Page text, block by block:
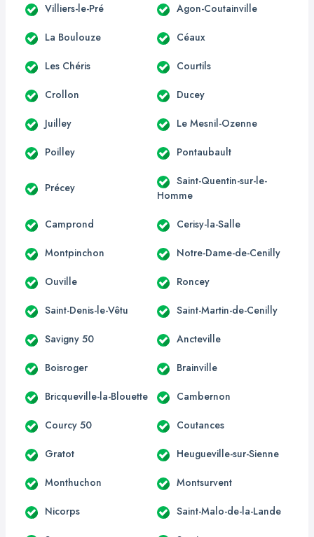
Villiers-le-Pré Agon-Coutainville
La Boulouze Céaux
Les Chéris Courtils
Crollon Ducey
Juilley Le Mesnil-Ozenne
Poilley Pontaubault
Précey
Saint-Quentin-sur-le-
Homme
Camprond Cerisy-la-Salle
Montpinchon Notre-Dame-de-Cenilly
Ouville Roncey
Saint-Denis-le-Vêtu Saint-Martin-de-Cenilly
Savigny 50 Ancteville
Boisroger Brainville
Bricqueville-la-Blouette Cambernon
Courcy 50 Coutances
Gratot Heugueville-sur-Sienne
Monthuchon Montsurvent
Nicorps Saint-Malo-de-la-Lande